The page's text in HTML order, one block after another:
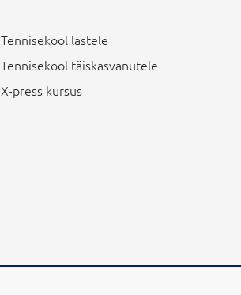
Tennisekool lastele
Tennisekool täiskasvanutele
X-press kursus